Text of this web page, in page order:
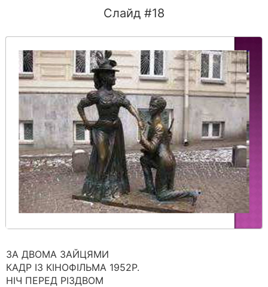
Слайд #18
ЗА ДВОМА ЗАЙЦЯМИ
КАДР ІЗ КІНОФІЛЬМА 1952Р.
НІЧ ПЕРЕД РІЗДВОМ